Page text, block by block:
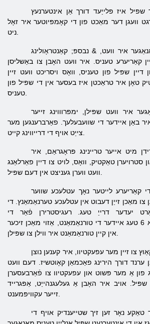
שפּיל איז פּלייַעד דורך אַן אינטערנעץ
וועגן דער מאַכט פון די קאָמפּיוטער איר זאָל
איר וועט, & נבספּ; קאַנטראָולינג
קאַריערע טעניס. איר וועט האָבן צו באַשליסן
דיין שפּיל פון טעניס, וואָס ויסריכט וועט זיין
טאָן איר טראַכטן איז בעסער אין די שפּיל פון
איר וועט שפּילן, ימפּרוווינג זייער
באַן איידער די שוועבעלעך. פאַרברענגען מער
מיט אייער טריינינג פּראָגראַם, איר
סטרויערן טאַקטיק, וואָס, לויט צו דיין פאַרלאַנג
קאַריערע לייטער נאָך עטלעכע שווער
צו מאַכן זייַן דעבוט אין עטלעכע טערנאַמאַנץ. די
יעדער דרייַ טעג. רעגיסטרירן פֿאַר די
טורנאַמאַנט איז בנימצא 6 טעג איידער די טורנאַמאַנט, אַזוי מאַכן זיכער
צו זיין מער עפעקטיוו, איר קענען נוצן
ערנד דורך הירינג פאַכמאַן קאָוטשיז. דעם וועט
פון אַ מער פּשוט און עפעקטיוו צו פֿאַרבעסערן
אויב איר האָבן אַ געלעגנהייַט, אַפּגרייד
נאָר זען זיך שטייענדיק אויף די